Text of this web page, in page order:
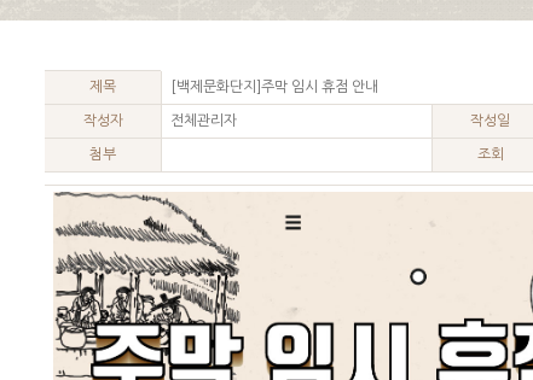
제목 [백제문화단지]주막 임시 휴점 안내
작성자 전체관리자 작성일
첨부 조회